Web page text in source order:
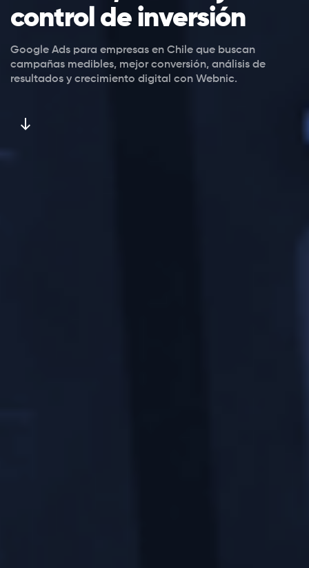
control de inversión
Google Ads para empresas en Chile que buscan
campañas medibles, mejor conversión, análisis de
resultados y crecimiento digital con Webnic.